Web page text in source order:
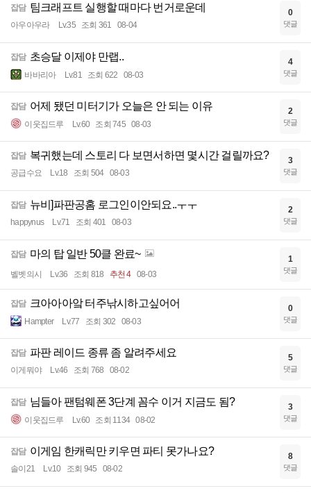
잡담 팀크래프트 실행할 때마다 번거로운데
아우아우라 Lv.35 조회 361 08-04
0
댓글
잡담 초승달 이제야 만랩..
바바리아 Lv.81 조회 622 08-03
4
댓글
잡담 어제 됐던 미터기가 오늘은 안 되는 이유
이웃집드루 Lv.60 조회 745 08-03
2
댓글
잡담 복귀했는데 스토리 다 보면서하면 몇시간 걸릴까요?
공급수요 Lv.18 조회 504 08-03
3
댓글
잡담 뉴비]파판공홈 로그인이안되요..ㅜㅜ
happynus Lv.71 조회 401 08-03
2
댓글
잡담 마의 탑 일반 50클 완료~
벨벳의시 Lv.36 조회 818 추천 4 08-03
1
댓글
잡담 크아아아앜 터주낚시하고싶어어
Hampter Lv.77 조회 302 08-03
0
댓글
잡담 파판 레이드 종류 좀 알려주세요
이게뭐야 Lv.46 조회 768 08-02
5
댓글
잡담 님들아 팬텀웨폰 3단계 꼼수 이거 지금도 됨?
이웃집드루 Lv.60 조회 1134 08-02
3
댓글
잡담 이게임 한캐릭만 키우면 파티 못가나요?
솔이21 Lv.10 조회 945 08-02
8
댓글